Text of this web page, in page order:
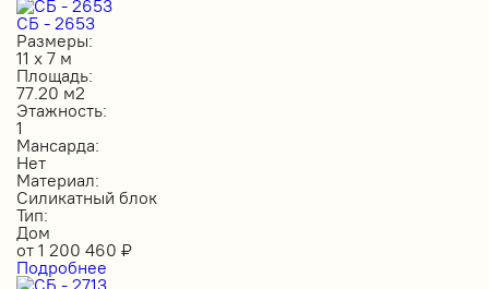
СБ - 2653
Размеры:
11 х 7 м
Площадь:
77.20 м2
Этажность:
1
Мансарда:
Нет
Материал:
Силикатный блок
Тип:
Дом
от 1 200 460 ₽
Подробнее